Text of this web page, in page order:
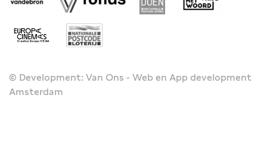
© Development: Van Ons - Web en App development
Amsterdam